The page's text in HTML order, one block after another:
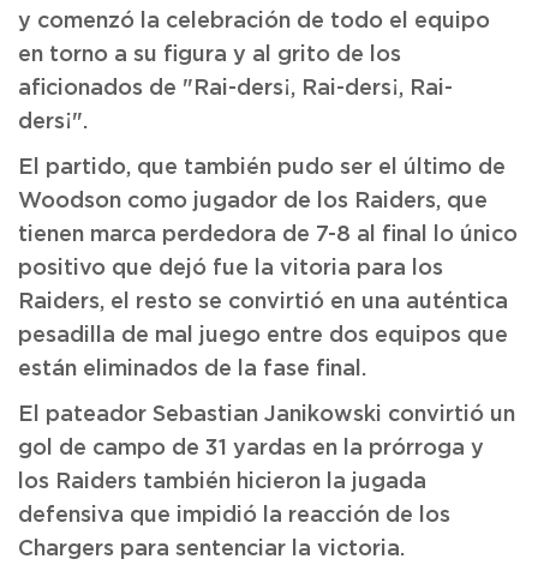
y comenzó la celebración de todo el equipo
en torno a su figura y al grito de los
aficionados de "Rai-ders¡, Rai-ders¡, Rai-
ders¡".
El partido, que también pudo ser el último de
Woodson como jugador de los Raiders, que
tienen marca perdedora de 7-8 al final lo único
positivo que dejó fue la vitoria para los
Raiders, el resto se convirtió en una auténtica
pesadilla de mal juego entre dos equipos que
están eliminados de la fase final.
El pateador Sebastian Janikowski convirtió un
gol de campo de 31 yardas en la prórroga y
los Raiders también hicieron la jugada
defensiva que impidió la reacción de los
Chargers para sentenciar la victoria.